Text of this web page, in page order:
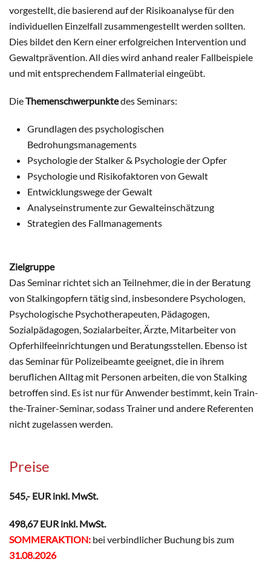
vorgestellt, die basierend auf der Risikoanalyse für den
individuellen Einzelfall zusammengestellt werden sollten.
Dies bildet den Kern einer erfolgreichen Intervention und
Gewaltprävention. All dies wird anhand realer Fallbeispiele
und mit entsprechendem Fallmaterial eingeübt.
DieThemenschwerpunktedes Seminars:
Grundlagen des psychologischen
Bedrohungsmanagements
Psychologie der Stalker & Psychologie der Opfer
Psychologie und Risikofaktoren von Gewalt
Entwicklungswege der Gewalt
Analyseinstrumente zur Gewalteinschätzung
Strategien des Fallmanagements
Zielgruppe
Das Seminar richtet sich an Teilnehmer, die in der Beratung
von Stalkingopfern tätig sind, insbesondere Psychologen,
Psychologische Psychotherapeuten, Pädagogen,
Sozialpädagogen, Sozialarbeiter, Ärzte, Mitarbeiter von
Opferhilfeeinrichtungen und Beratungsstellen. Ebenso ist
das Seminar für Polizeibeamte geeignet, die in ihrem
beruflichen Alltag mit Personen arbeiten, die von Stalking
betroffen sind. Es ist nur für Anwender bestimmt, kein Train-
the-Trainer-Seminar, sodass Trainer und andere Referenten
nicht zugelassen werden.
Preise
545,- EUR inkl. MwSt.
498,67 EUR inkl. MwSt.
SOMMERAKTION: bei verbindlicher Buchung bis zum
31.08.2026